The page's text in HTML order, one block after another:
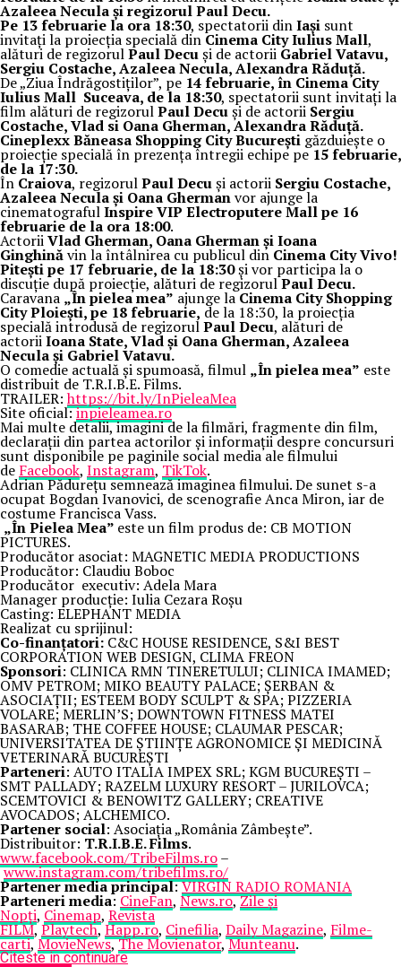
Azaleea Necula și regizorul Paul Decu.
Pe 13 februarie la ora 18:30, spectatorii dinIași sunt
invitați la proiecția specială dinCinema City Iulius Mall,
alături de regizorulPaul Decuși de actorii Gabriel Vatavu,
Sergiu Costache, Azaleea Necula, Alexandra Răduță.
De „Ziua Îndrăgostiților”, pe 14 februarie, în Cinema City
Iulius Mall Suceava, de la 18:30, spectatorii sunt invitați la
film alături de regizorulPaul Decuși de actorii Sergiu
Costache, Vlad si Oana Gherman, Alexandra Răduță.
Cineplexx Băneasa Shopping City București găzduiește o
proiecție specială în prezența întregii echipe pe15 februarie,
de la 17:30.
În Craiova, regizorulPaul Decuși actorii Sergiu Costache,
Azaleea Necula și Oana Ghermanvor ajunge la
cinematografulInspire VIP Electroputere Mall pe 16
februarie de la ora 18:00.
ActoriiVlad Gherman, Oana Gherman și Ioana
Ginghinăvin la întâlnirea cu publicul din Cinema City Vivo!
Pitești pe 17 februarie, de la 18:30și vor participa la o
discuție după proiecție, alături de regizorulPaul Decu.
Caravana „În pielea mea” ajunge laCinema City Shopping
City Ploiești, pe 18 februarie, de la 18:30, la proiecția
specială introdusă de regizorulPaul Decu, alături de
actoriiIoana State, Vlad și Oana Gherman, Azaleea
Necula și Gabriel Vatavu.
O comedie actuală și spumoasă, filmul „În pielea mea” este
distribuit de T.R.I.B.E. Films.
TRAILER:https://bit.ly/InPieleaMea
Site oficial:inpieleamea.ro
Mai multe detalii, imagini de la filmări, fragmente din film,
declarații din partea actorilor și informații despre concursuri
sunt disponibile pe paginile social media ale filmului
de Facebook, Instagram, TikTok.
Adrian Pădurețu semnează imaginea filmului. De sunet s-a
ocupat Bogdan Ivanovici, de scenografie Anca Miron, iar de
costume Francisca Vass.
„În Pielea Mea” este un film produs de: CB MOTION
PICTURES.
Producător asociat: MAGNETIC MEDIA PRODUCTIONS
Producător: Claudiu Boboc
Producător executiv: Adela Mara
Manager producție: Iulia Cezara Roșu
Casting: ELEPHANT MEDIA
Realizat cu sprijinul:
Co-finanțatori: C&C HOUSE RESIDENCE, S&I BEST
CORPORATION WEB DESIGN, CLIMA FREON
Sponsori: CLINICA RMN TINERETULUI; CLINICA IMAMED;
OMV PETROM; MIKO BEAUTY PALACE; ȘERBAN &
ASOCIAȚII; ESTEEM BODY SCULPT & SPA; PIZZERIA
VOLARE; MERLIN’S; DOWNTOWN FITNESS MATEI
BASARAB; THE COFFEE HOUSE; CLAUMAR PESCAR;
UNIVERSITATEA DE ȘTIINȚE AGRONOMICE ȘI MEDICINĂ
VETERINARĂ BUCUREȘTI
Parteneri: AUTO ITALIA IMPEX SRL; KGM BUCUREȘTI –
SMT PALLADY; RAZELM LUXURY RESORT – JURILOVCA;
SCEMTOVICI & BENOWITZ GALLERY; CREATIVE
AVOCADOS; ALCHEMICO.
Partener social: Asociația „România Zâmbește”.
Distribuitor: T.R.I.B.E. Films.
www.facebook.com/TribeFilms.ro–
www.instagram.com/tribefilms.ro/
Partener media principal:VIRGIN RADIO ROMANIA
Parteneri media: CineFan, News.ro,Zile și
Nopți, Cinemap, Revista
FILM,Playtech,Happ.ro, Cinefilia, Daily Magazine, Filme-
carti,MovieNews,The Movienator,Munteanu.
Citeste in continuare